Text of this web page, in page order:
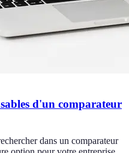
d'un comparateur
dans un comparateur